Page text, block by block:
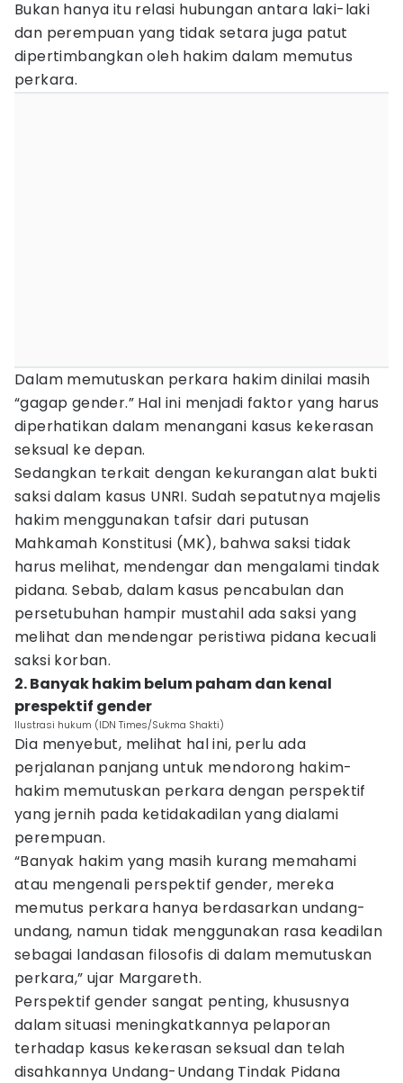
Bukan hanya itu relasi hubungan antara laki-laki
dan perempuan yang tidak setara juga patut
dipertimbangkan oleh hakim dalam memutus
perkara.
Dalam memutuskan perkara hakim dinilai masih
“gagap gender.” Hal ini menjadi faktor yang harus
diperhatikan dalam menangani kasus kekerasan
seksual ke depan.
Sedangkan terkait dengan kekurangan alat bukti
saksi dalam kasus UNRI. Sudah sepatutnya majelis
hakim menggunakan tafsir dari putusan
Mahkamah Konstitusi (MK), bahwa saksi tidak
harus melihat, mendengar dan mengalami tindak
pidana. Sebab, dalam kasus pencabulan dan
persetubuhan hampir mustahil ada saksi yang
melihat dan mendengar peristiwa pidana kecuali
saksi korban.
2. Banyak hakim belum paham dan kenal
prespektif gender
Ilustrasi hukum (IDN Times/Sukma Shakti)
Dia menyebut, melihat hal ini, perlu ada
perjalanan panjang untuk mendorong hakim-
hakim memutuskan perkara dengan perspektif
yang jernih pada ketidakadilan yang dialami
perempuan.
“Banyak hakim yang masih kurang memahami
atau mengenali perspektif gender, mereka
memutus perkara hanya berdasarkan undang-
undang, namun tidak menggunakan rasa keadilan
sebagai landasan filosofis di dalam memutuskan
perkara,” ujar Margareth.
Perspektif gender sangat penting, khususnya
dalam situasi meningkatkannya pelaporan
terhadap kasus kekerasan seksual dan telah
disahkannya Undang-Undang Tindak Pidana